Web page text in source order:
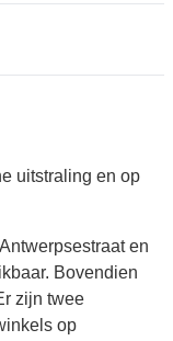
uitstraling en op
en
Bovendien
zijn twee
op